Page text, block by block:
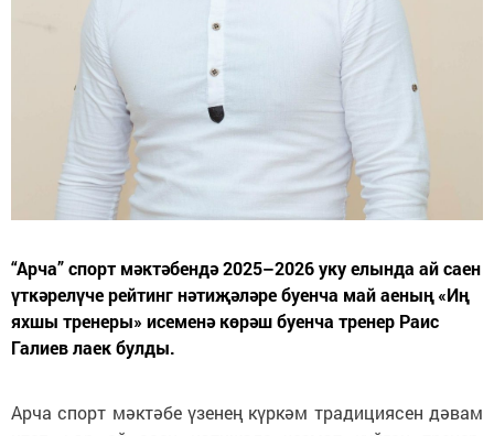
“Арча” спорт мәктәбендә 2025–2026 уку елында ай саен
үткәрелүче рейтинг нәтиҗәләре буенча май аеның «Иң
яхшы тренеры» исеменә көрәш буенча тренер Раис
Галиев лаек булды.
Арча спорт мәктәбе үзенең күркәм традициясен дәвам